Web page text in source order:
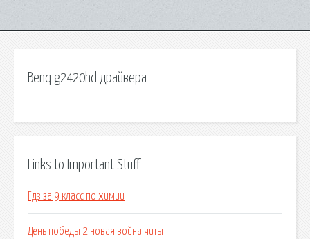
Benq g2420hd драйвера
Links to Important Stuff
Гдз за 9 класс по химии
День победы 2 новая война читы